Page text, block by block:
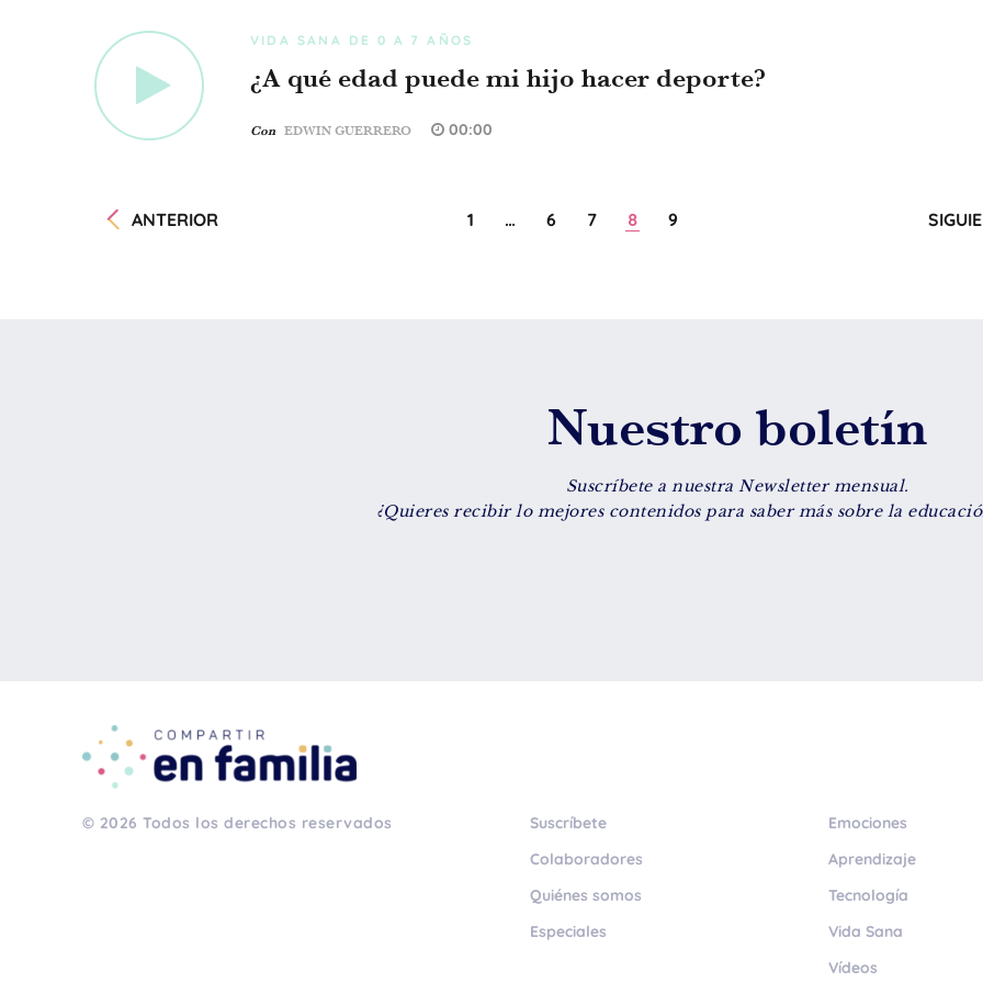
VIDA SANA DE 0 A 7 AÑOS
¿A qué edad puede mi hijo hacer deporte?
Con EDWIN GUERRERO 00:00
ANTERIOR 1 … 6 7 8 9
Nuestro boletín
Suscríbete a nuestra Newsletter mensual.
¿Quieres recibir lo mejores contenidos para saber más sobre la
© 2026 Todos los derechos reservados
Suscríbete
Colaboradores
Quiénes somos
Especiales
Emociones
Aprendizaje
Tecnología
Vida Sana
Vídeos